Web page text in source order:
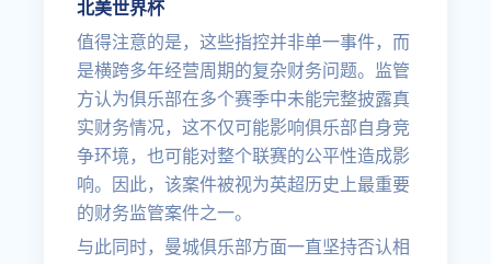
北美世界杯
值得注意的是，这些指控并非单一事件，而
是横跨多年经营周期的复杂财务问题。监管
方认为俱乐部在多个赛季中未能完整披露真
实财务情况，这不仅可能影响俱乐部自身竞
争环境，也可能对整个联赛的公平性造成影
响。因此，该案件被视为英超历史上最重要
的财务监管案件之一。
与此同时，曼城俱乐部方面一直坚持否认相